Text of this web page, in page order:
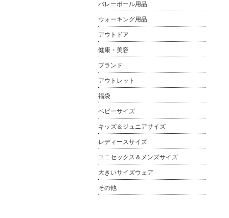
バレーボール用品
ウォーキング用品
アウトドア
健康・美容
ブランド
アウトレット
福袋
ベビーサイズ
キッズ＆ジュニアサイズ
レディースサイズ
ユニセックス＆メンズサイズ
大きいサイズウェア
その他